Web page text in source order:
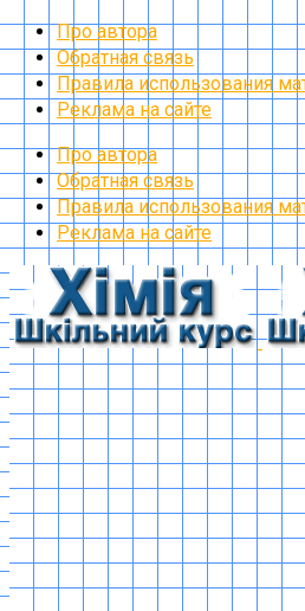
Про автора
Обратная связь
Правила использования
Реклама на сайте
Про автора
Обратная связь
Правила использования
Реклама на сайте